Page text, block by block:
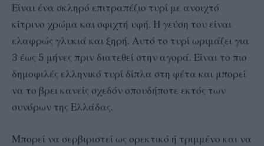
Είναι ένα σκληρό επιτραπέζιο τυρί με ανοιχτό
κίτρινο χρώμα και σφιχτή υφή. Η γεύση του είναι
ελαφρώς γλυκιά και ξηρή. Αυτό το τυρί ωριμάζει για
3 έως 5 μήνες πριν διατεθεί στην αγορά. Είναι το πιο
δημοφιλές ελληνικό τυρί δίπλα στη φέτα και μπορεί
να το βρει κανείς σχεδόν οπουδήποτε εκτός των
συνόρων της Ελλάδας.
Μπορεί να σερβιριστεί ως ορεκτικό ή τριμμένο και να